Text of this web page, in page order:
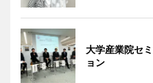
大学産業院セ
ョン